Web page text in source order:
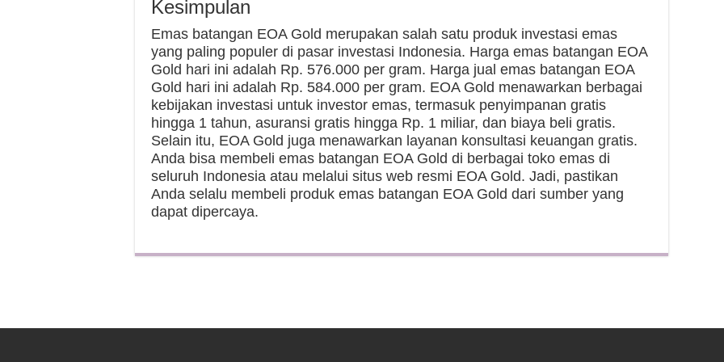
Kesimpulan
Emas batangan EOA Gold merupakan salah satu produk investasi emas
yang paling populer di pasar investasi Indonesia. Harga emas batangan EOA
Gold hari ini adalah Rp. 576.000 per gram. Harga jual emas batangan EOA
Gold hari ini adalah Rp. 584.000 per gram. EOA Gold menawarkan berbagai
kebijakan investasi untuk investor emas, termasuk penyimpanan gratis
hingga 1 tahun, asuransi gratis hingga Rp. 1 miliar, dan biaya beli gratis.
Selain itu, EOA Gold juga menawarkan layanan konsultasi keuangan gratis.
Anda bisa membeli emas batangan EOA Gold di berbagai toko emas di
seluruh Indonesia atau melalui situs web resmi EOA Gold. Jadi, pastikan
Anda selalu membeli produk emas batangan EOA Gold dari sumber yang
dapat dipercaya.